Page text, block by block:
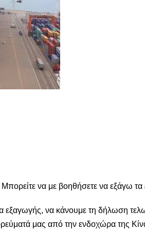
να με βοηθήσετε να εξάγω
να κάνουμε τη δήλωση
μας από την ενδοχώρα της